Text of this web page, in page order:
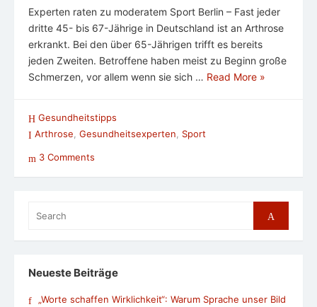
Experten raten zu moderatem Sport Berlin – Fast jeder
dritte 45- bis 67-Jährige in Deutschland ist an Arthrose
erkrankt. Bei den über 65-Jährigen trifft es bereits
jeden Zweiten. Betroffene haben meist zu Beginn große
Schmerzen, vor allem wenn sie sich … Read More »
Gesundheitstipps
Arthrose Gesundheitsexperten Sport
3 Comments
for:
Search
Neueste Beiträge
„Worte schaffen Wirklichkeit“: Warum Sprache unser Bild